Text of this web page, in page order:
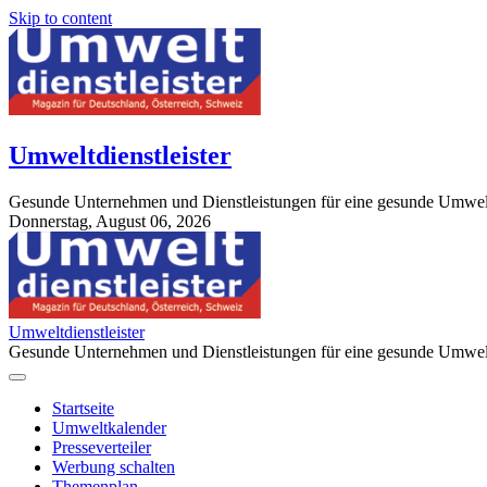
Skip to content
Umweltdienstleister
Gesunde Unternehmen und Dienstleistungen für eine gesunde
Donnerstag, August 06, 2026
StuttgartApotheke.com
Umweltdienstleister
Gesunde Unternehmen und Dienstleistungen für eine gesunde
Startseite
Umweltkalender
Presseverteiler
Werbung schalten